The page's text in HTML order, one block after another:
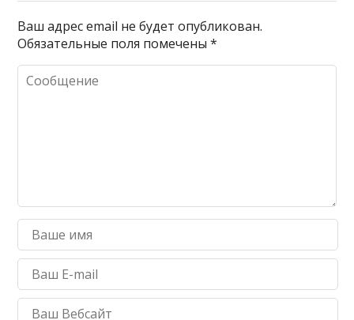
Ваш адрес email не будет опубликован.
Обязательные поля помечены*